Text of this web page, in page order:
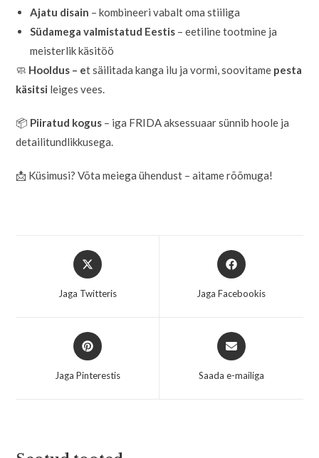
Ajatu disain – kombineeri vabalt oma stiiliga
Südamega valmistatud Eestis – eetiline tootmine ja
meisterlik käsitöö
🧼 Hooldus – et säilitada kanga ilu ja vormi, soovitame pesta
käsitsi leiges vees.
📦 Piiratud kogus – iga FRIDA aksessuaar sünnib hoole ja
detailitundlikkusega.
📩 Küsimusi? Võta meiega ühendust – aitame rõõmuga!
Jaga Twitteris Jaga Facebookis
Jaga Pinterestis Saada e-mailiga